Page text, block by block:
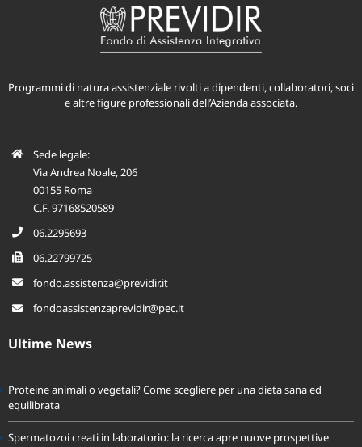
Programmi di natura assistenziale rivolti a dipendenti, collaboratori, soci
e altre figure professionali dell’Azienda associata.
Sede legale:
Via Andrea Noale, 206
00155 Roma
C.F. 97168520589
06.2295693
06.22799725
fondo.assistenza@previdir.it
fondoassistenzaprevidir@pec.it
Ultime News
Proteine animali o vegetali? Come scegliere per una dieta sana ed
equilibrata
Spermatozoi creati in laboratorio: la ricerca apre nuove prospettive